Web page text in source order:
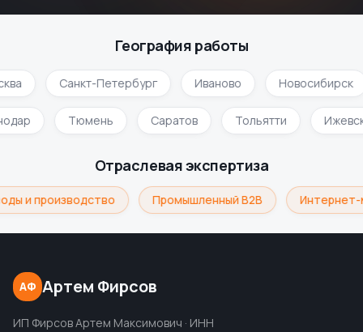
География работы
Санкт-Петербург Иваново Новосибирск
Тюмень Саратов Тольятти
Отраслевая экспертиза
и производство Промышленный B2B Интернет-
АФ Артем Фирсов
ИП Фирсов Артем Максимович · ИНН